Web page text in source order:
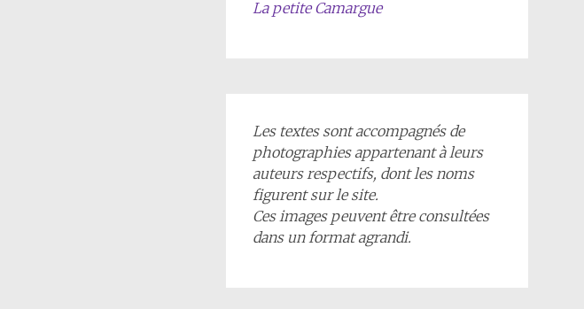
La petite Camargue
Les textes sont accompagnés de
photographies appartenant à leurs
auteurs respectifs, dont les noms
figurent sur le site.
Ces images peuvent être consultées
dans un format agrandi.